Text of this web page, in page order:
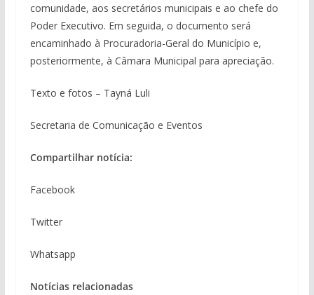
comunidade, aos secretários municipais e ao chefe do
Poder Executivo. Em seguida, o documento será
encaminhado à Procuradoria-Geral do Município e,
posteriormente, à Câmara Municipal para apreciação.
Texto e fotos – Tayná Luli
Secretaria de Comunicação e Eventos
Compartilhar notícia:
Facebook
Twitter
Whatsapp
Notícias relacionadas